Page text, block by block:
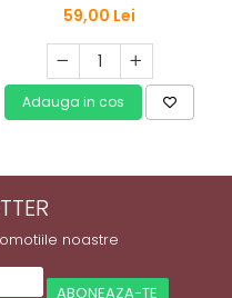
59,00 Lei
Adauga in cos
noastre